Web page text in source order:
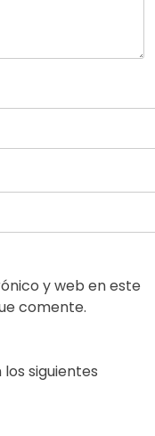
y web en este
comente.
siguientes